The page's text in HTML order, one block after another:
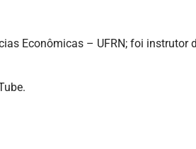
Econômicas – UFRN; foi instrutor